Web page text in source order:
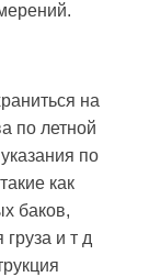
на
по летной
по
как
баков,
и т д